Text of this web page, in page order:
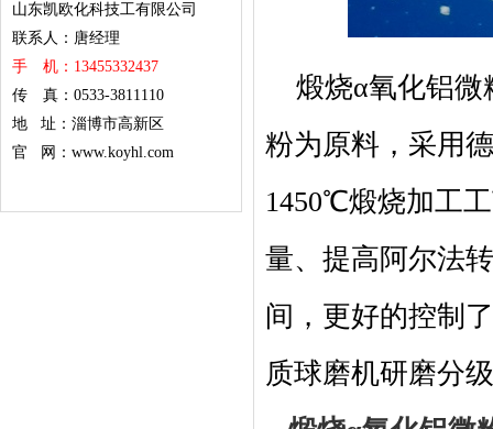
山东凯欧化科技工有限公司
联系人：唐经理
手 机：13455332437
传 真：0533-3811110
地 址：淄博市高新区
官 网：www.koyhl.com
煅烧α氧化铝微
粉为原料，采用
1450℃煅烧加工
量、提高阿尔法
间，更好的控制
质球磨机研磨分